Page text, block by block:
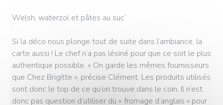
Welsh, waterzoï et pâtes au suc’
Si la déco nous plonge tout de suite dans l’ambiance, la
carte aussi ! Le chef n’a pas lésiné pour que ce soit le plus
authentique possible. « On garde les mêmes fournisseurs
que Chez Brigitte », précise Clément. Les produits utilisés
sont donc le top de ce qu’on trouve dans le coin. Il n’est
donc pas question d’utiliser du « fromage d’anglais » pour